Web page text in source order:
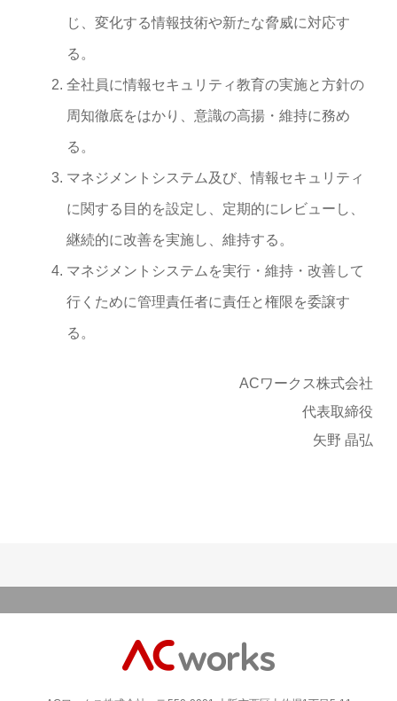
じ、変化する情報技術や新たな脅威に対応す
る。
全社員に情報セキュリティ教育の実施と方針の
周知徹底をはかり、意識の高揚・維持に務め
る。
マネジメントシステム及び、情報セキュリティ
に関する目的を設定し、定期的にレビューし、
継続的に改善を実施し、維持する。
マネジメントシステムを実行・維持・改善して
行くために管理責任者に責任と権限を委譲す
る。
ACワークス株式会社
代表取締役
矢野 晶弘